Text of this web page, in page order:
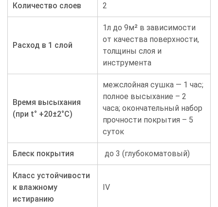
Количество слоев 2
Расход в 1 слой
1л до 9м² в зависимости
от качества поверхности,
толщины слоя и
инструмента
Время высыхания
(при t° +20±2°C)
межслойная сушка — 1 час;
полное высыхание – 2
часа; окончательный набор
прочности покрытия – 5
суток
Блеск покрытия до 3 (глубокоматовый)
Класс устойчивости
к влажному
истиранию
IV